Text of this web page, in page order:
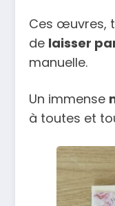
Ces œuvres,
de laisser
manuelle.
Un immense
à toutes et